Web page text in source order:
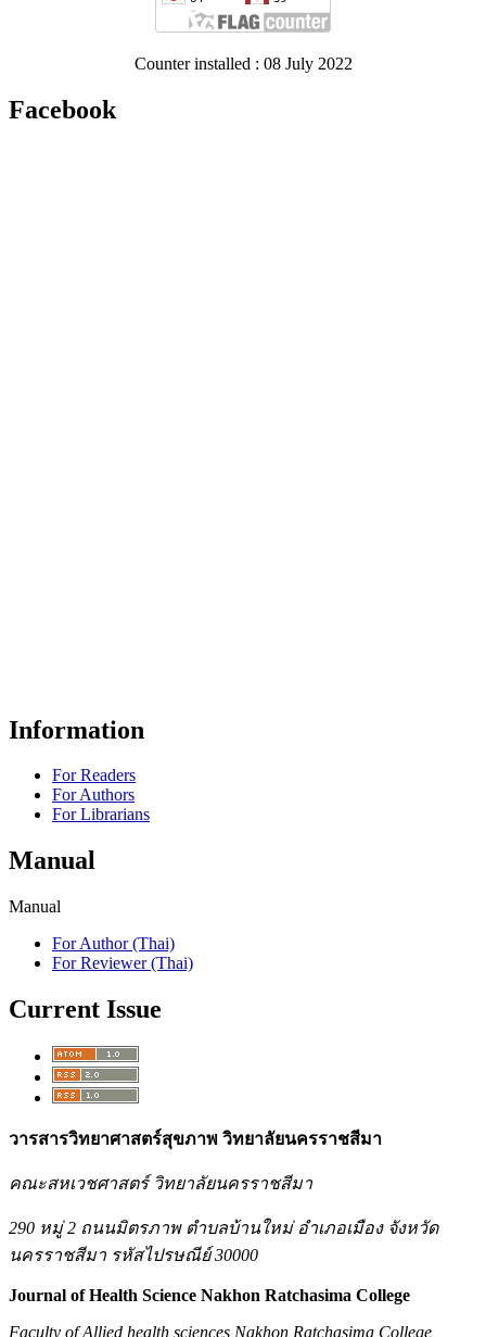
Counter installed : 08 July 2022
Facebook
Information
For Readers
For Authors
For Librarians
Manual
Manual
For Author (Thai)
For Reviewer (Thai)
Current Issue
วารสารวิทยาศาสตร์สุขภาพ วิทยาลัยนครราชสีมา
คณะสหเวชศาสตร์ วิทยาลัยนครราชสีมา
290 หมู่ 2 ถนนมิตรภาพ ตำบลบ้านใหม่ อำเภอเมือง จังหวัด
นครราชสีมา รหัสไปรษณีย์ 30000
Journal of Health Science Nakhon Ratchasima College
Faculty of Allied health sciences Nakhon Ratchasima College